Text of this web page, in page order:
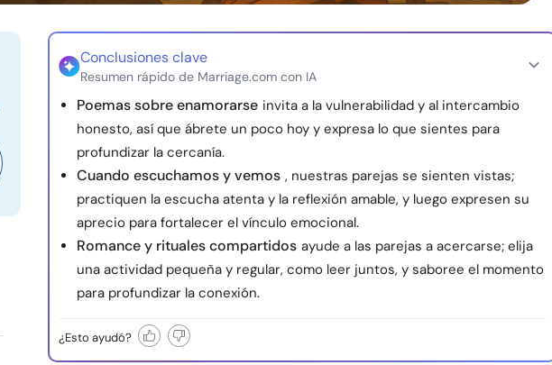
Conclusiones clave
Resumen rápido de Marriage.com con IA
Poemas sobre enamorarse invita a la vulnerabilidad y al intercambio
honesto, así que ábrete un poco hoy y expresa lo que sientes para
profundizar la cercanía.
Cuando escuchamos y vemos , nuestras parejas se sienten vistas;
practiquen la escucha atenta y la reflexión amable, y luego expresen su
aprecio para fortalecer el vínculo emocional.
Romance y rituales compartidos ayude a las parejas a acercarse; elija
una actividad pequeña y regular, como leer juntos, y saboree el momento
para profundizar la conexión.
¿Esto ayudó?